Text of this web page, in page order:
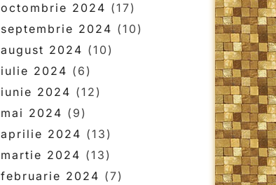
octombrie 2024 (17)
septembrie 2024 (10)
august 2024 (10)
iulie 2024 (6)
iunie 2024 (12)
mai 2024 (9)
aprilie 2024 (13)
martie 2024 (13)
februarie 2024 (7)